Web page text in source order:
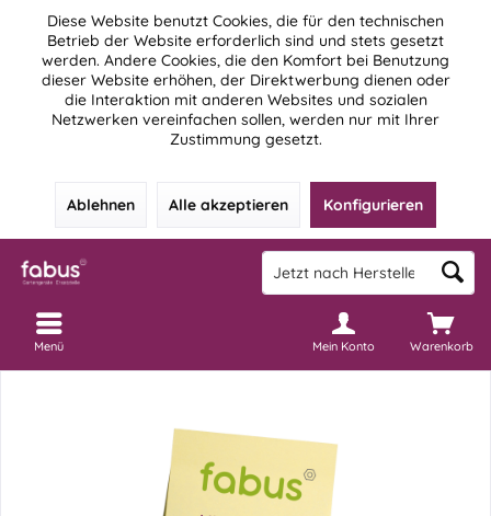
Diese Website benutzt Cookies, die für den technischen
Betrieb der Website erforderlich sind und stets gesetzt
werden. Andere Cookies, die den Komfort bei Benutzung
dieser Website erhöhen, der Direktwerbung dienen oder
die Interaktion mit anderen Websites und sozialen
Netzwerken vereinfachen sollen, werden nur mit Ihrer
Zustimmung gesetzt.
Ablehnen Alle akzeptieren Konfigurieren
Warenkorb
Mein Konto
Menü